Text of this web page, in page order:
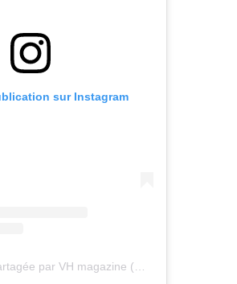
sur Instagram